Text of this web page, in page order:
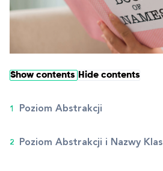
Show contents Hide contents
Poziom Abstrakcji
Poziom Abstrakcji i Nazwy Klas